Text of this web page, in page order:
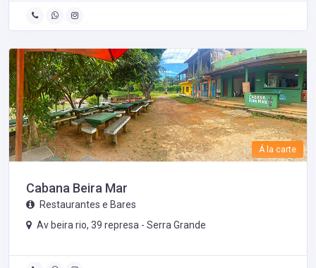
Á la carte
Cabana Beira Mar
Restaurantes e Bares
Av beira rio, 39 represa - Serra Grande